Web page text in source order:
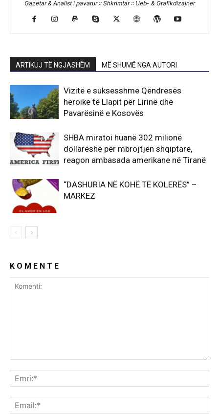
Gazetar & Analist i pavarur :: Shkrimtar :: Ueb- & Grafikdizajner
ARTIKUJ TË NGJASHËM MË SHUMË NGA AUTORI
Vizitë e suksesshme Qëndresës
heroike të Llapit për Lirinë dhe
Pavarësinë e Kosovës
SHBA miratoi huanë 302 milionë
dollarëshe për mbrojtjen shqiptare,
reagon ambasada amerikane në Tiranë
“DASHURIA NË KOHË TË KOLERËS” –
MARKEZ
K O M E N T E